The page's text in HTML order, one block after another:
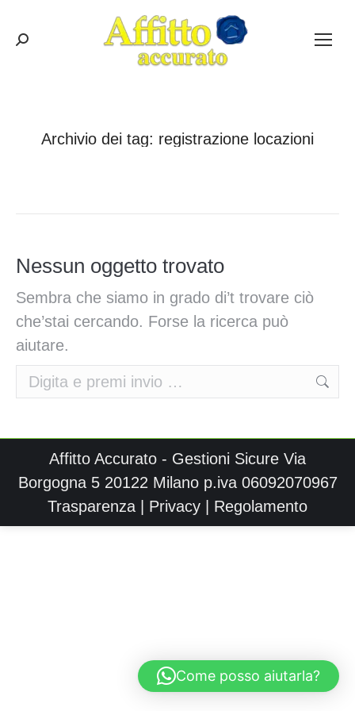
Cerca:
Archivio dei tag: registrazione locazioni
Nessun oggetto trovato
Sembra che siamo in grado di’t trovare ciò
che’stai cercando. Forse la ricerca può
aiutare.
Cerca:
Affitto Accurato - Gestioni Sicure Via
Borgogna 5 20122 Milano p.iva 06092070967
Trasparenza
Privacy Regolamento
Come posso aiutarla?